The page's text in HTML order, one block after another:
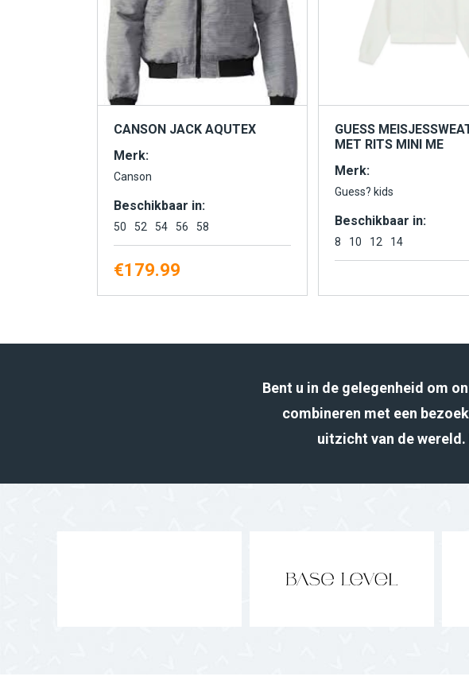
CANSON JACK AQUTEX
Merk:
Canson
Beschikbaar in:
50 52 54 56 58
€179.99
GUESS
MET RITS MINI ME
Merk:
Guess? kids
Beschikbaar in:
8 10 12 14
Bent u in de gelegenheid om
combineren met een
uitzicht van de